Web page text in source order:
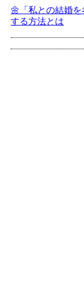
🌼「私との結婚
する方法とは